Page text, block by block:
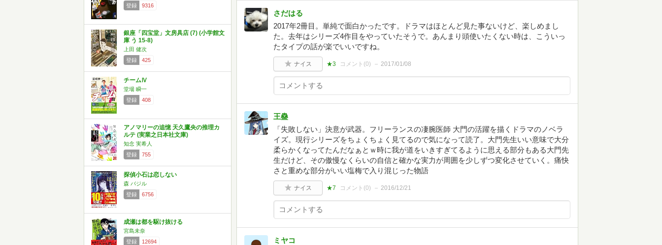
登録
9316
銀座「四宝堂」文房具店 (7) (小学館文
庫 う 15-8)
上田 健次
登録
425
チームⅣ
堂場 瞬一
登録
408
アノマリーの追憶 天久鷹央の推理カ
ルテ (実業之日本社文庫)
知念 実希人
登録
755
探偵小石は恋しない
森 バジル
登録
6756
成瀬は都を駆け抜ける
宮島未奈
登録
12694
さだはる
2017年2冊目。単純で面白かったです。ドラマはほとんど見た事ないけど、楽しめまし
た。去年はシリーズ4作目をやっていたそうで。あんまり頭使いたくない時は、こういっ
たタイプの話が楽でいいですね。
ナイス ★3 コメント(0) 2017/01/08
王蠱
「失敗しない」決意が武器。フリーランスの凄腕医師 大門の活躍を描くドラマのノベラ
イズ。現行シリーズをちょくちょく見てるので気になって読了。大門先生いい意味で大分
柔らかくなってたんだなぁとｗ時に我が道をいきすぎてるように思える部分もある大門先
生だけど、その傲慢なくらいの自信と確かな実力が周囲を少しずつ変化させていく。痛快
さと重めな部分がいい塩梅で入り混じった物語
ナイス ★7 コメント(0) 2016/12/21
ミヤコ